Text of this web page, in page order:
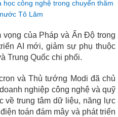
công nghệ trong chuyến thăm
Tô Lâm
của Pháp và Ấn Độ trong
AI mới, giảm sự phụ thuộc
Trung Quốc chi phối.
và Thủ tướng Modi đã chủ
nghiệp công nghệ và quỹ
về trung tâm dữ liệu, năng lực
toán đám mây và phát triển